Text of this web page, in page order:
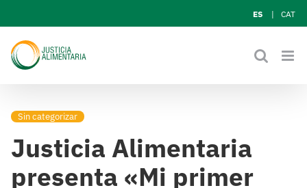
to
content
ES CAT
Sin categorizar
Justicia Alimentaria
presenta «Mi primer